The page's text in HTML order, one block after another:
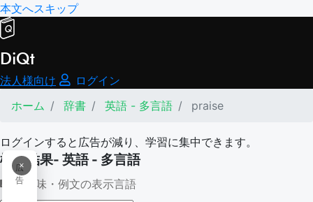
本文へスキップ
DiQt
法人様向け
ログイン
ホーム
辞書 英語 - 多言語 praise
ログインすると広告が減り、学習に集中できます。
×
広
告
検索結果- 英語 - 多言語
意味・例文の表示言語